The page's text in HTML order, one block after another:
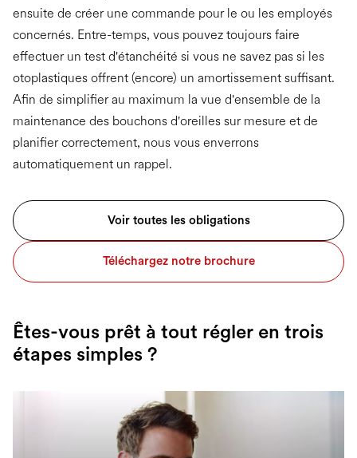
ensuite de créer une commande pour le ou les employés
concernés. Entre-temps, vous pouvez toujours faire
effectuer un test d'étanchéité si vous ne savez pas si les
otoplastiques offrent (encore) un amortissement suffisant.
Afin de simplifier au maximum la vue d'ensemble de la
maintenance des bouchons d'oreilles sur mesure et de
planifier correctement, nous vous enverrons
automatiquement un rappel.
Voir toutes les obligations
Téléchargez notre brochure
Êtes-vous prêt à tout régler en trois
étapes simples ?